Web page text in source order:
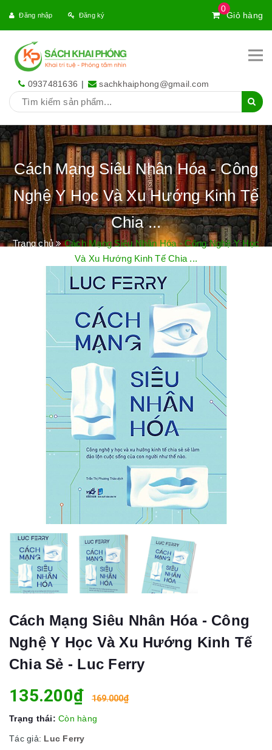
0
Giỏ hàng
Đăng nhập Đăng ký
0937481636 | sachkhaiphong@gmail.com
Cách Mạng Siêu Nhân Hóa - Công
Nghệ Y Học Và Xu Hướng Kinh Tế
Chia ...
Trang chủ
Cách Mạng Siêu Nhân Hóa - Công Nghệ Y Học
Và Xu Hướng Kinh Tế Chia ...
Cách Mạng Siêu Nhân Hóa - Công
Nghệ Y Học Và Xu Hướng Kinh Tế
Chia Sẻ - Luc Ferry
135.200₫ 169.000₫
Trạng thái: Còn hàng
Tác giả: Luc Ferry